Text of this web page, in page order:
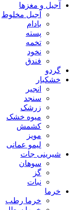
آجیل و مغزها
آجیل مخلوط
بادام
پسته
تخمه
نخود
فندق
گردو
خشکبار
انجیر
سنجد
زرشک
میوه خشک
کشمش
مویز
لیمو عمانی
شیرینی جات
سوهان
گز
نبات
خرما
خرما رطب